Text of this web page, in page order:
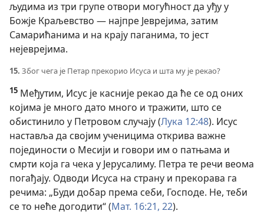
људима из три групе отвори могућност да уђу у
Божје Краљевство — најпре Јеврејима, затим
Самарићанима и на крају паганима, то јест
нејеврејима.
15. Због чега је Петар прекорио Исуса и шта му је рекао?
15 Међутим, Исус је касније рекао да ће се од оних
којима је много дато много и тражити, што се
обистинило у Петровом случају (Лука 12:48). Исус
наставља да својим ученицима открива важне
појединости о Месији и говори им о патњама и
смрти која га чека у Јерусалиму. Петра те речи веома
погађају. Одводи Исуса на страну и прекорава га
речима: „Буди добар према себи, Господе. Не, теби
се то неће догодити“ (Мат. 16:21, 22).